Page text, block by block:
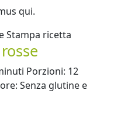
qui.
Stampa ricetta
Porzioni: 12
Senza glutine e